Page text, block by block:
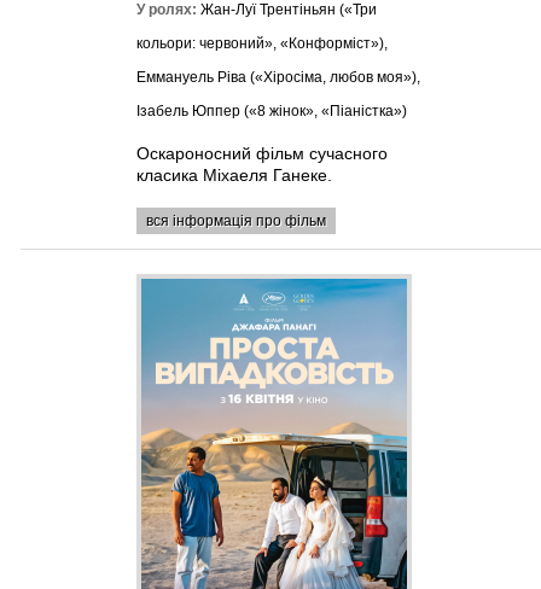
У ролях: Жан-Луї Трентіньян («Три
кольори: червоний», «Конформіст»),
Еммануель Ріва («Хіросіма, любов моя»),
Ізабель Юппер («8 жінок», «Піаністка»)
Оскароносний фільм сучасного
класика Міхаеля Ганеке.
вся інформація про фільм